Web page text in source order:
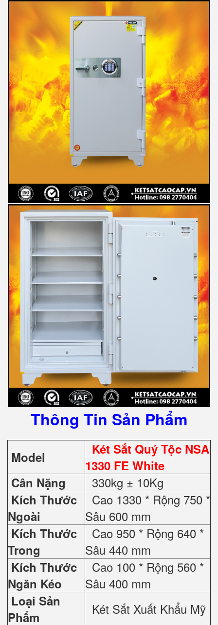
Thông Tin Sản Phẩm
Model
Két Sắt Quý Tộc NSA
1330 FE White
Cân Nặng
330kg ± 10Kg
Kích Thước
Ngoài
Cao 1330 * Rộng 750 *
Sâu 600 mm
Kích Thước
Trong
Cao 950 * Rộng 640 *
Sâu 440 mm
Kích Thước
Ngăn Kéo
Cao 100 * Rộng 560 *
Sâu 400 mm
Loại Sản
Phẩm
Két Sắt Xuất Khẩu Mỹ